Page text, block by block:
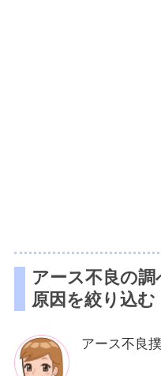
アース不良の
原因を絞り込む
アース不良